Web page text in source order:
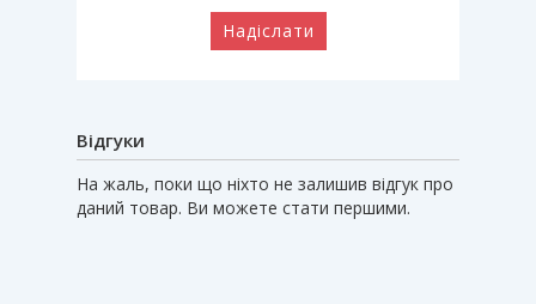
Надіслати
Відгуки
На жаль, поки що ніхто не залишив відгук про
даний товар. Ви можете стати першими.